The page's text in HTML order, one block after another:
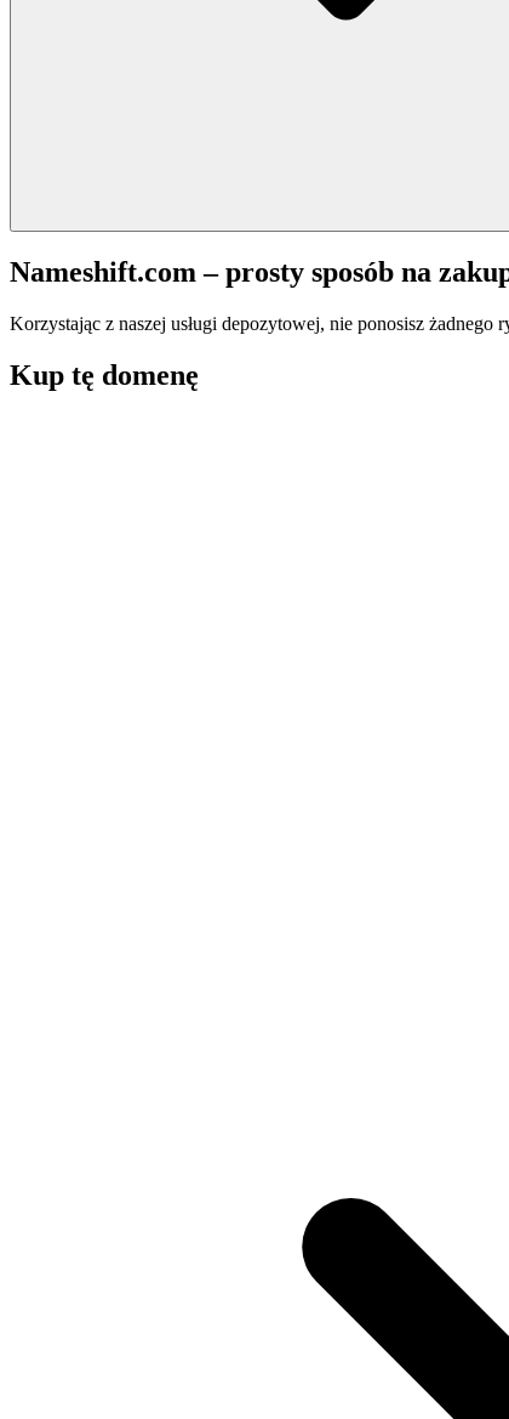
Nameshift.com – prosty sposób na
Korzystając z naszej usługi depozytowej, nie ponosisz
Kup tę domenę